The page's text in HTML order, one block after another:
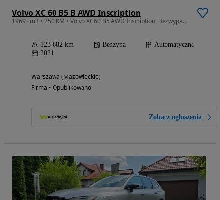
Volvo XC 60 B5 B AWD Inscription
1969 cm3 • 250 KM • Volvo XC60 B5 AWD Inscription, Bezwypadkowy, Salon PL, FVAT23%
123 682 km Benzyna
Automatyczna
2021
Warszawa (Mazowieckie)
Firma • Opublikowano
Zobacz ogłoszenia